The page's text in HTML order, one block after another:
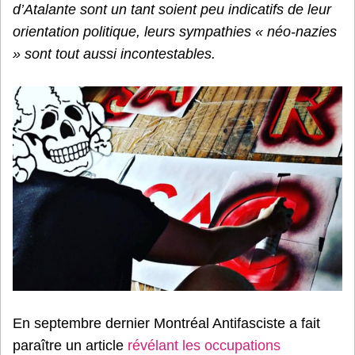
d’Atalante sont un tant soient peu indicatifs de leur
orientation politique, leurs sympathies « néo-nazies
» sont tout aussi incontestables.
En septembre dernier Montréal Antifasciste a fait
paraître un article révélant les occupations